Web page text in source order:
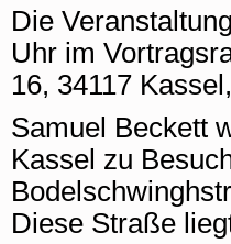
Die
Uhr im
16, 34117
Samuel Beckett
Kassel zu
Diese Straße